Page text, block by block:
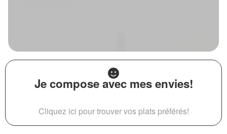
Je compose avec mes envies!
Cliquez ici pour trouver vos plats préférés!